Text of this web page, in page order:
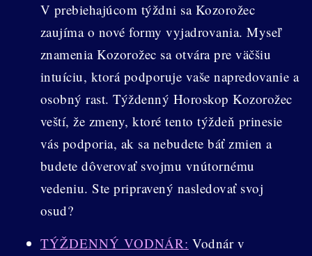
V prebiehajúcom týždni sa Kozorožec
zaujíma o nové formy vyjadrovania. Myseľ
znamenia Kozorožec sa otvára pre väčšiu
intuíciu, ktorá podporuje vaše napredovanie a
osobný rast. Týždenný Horoskop Kozorožec
veští, že zmeny, ktoré tento týždeň prinesie
vás podporia, ak sa nebudete báť zmien a
budete dôverovať svojmu vnútornému
vedeniu. Ste pripravený nasledovať svoj
osud?
TÝŽDENNÝ VODNÁR: Vodnár v